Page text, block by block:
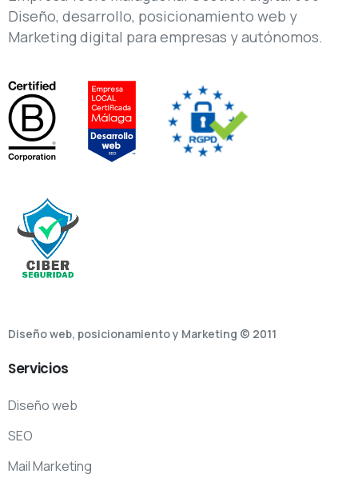
Diseño, desarrollo, posicionamiento web y
Marketing digital para empresas y autónomos.
Diseño web, posicionamiento y Marketing © 2011
Servicios
Diseño web
SEO
Mail Marketing